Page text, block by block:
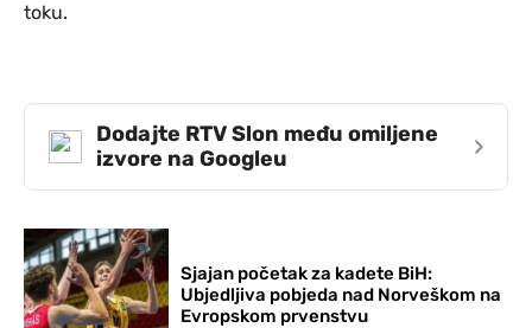
toku.
Dodajte RTV Slon među omiljene
izvore na Googleu
›
Sjajan početak za kadete BiH:
Ubjedljiva pobjeda nad Norveškom na
Evropskom prvenstvu